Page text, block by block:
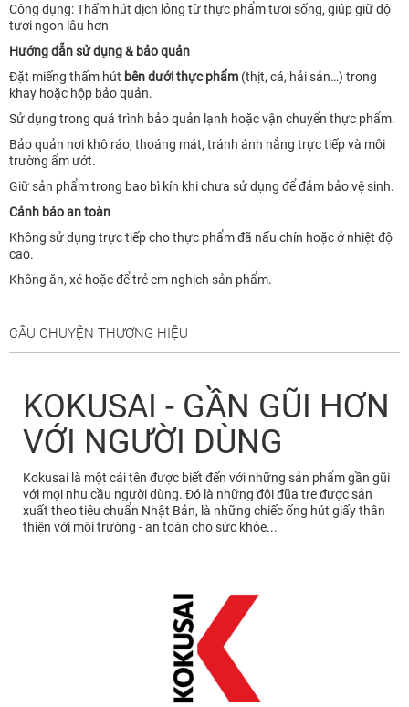
Công dụng: Thấm hút dịch lỏng từ thực phẩm tươi sống, giúp giữ độ
tươi ngon lâu hơn
Hướng dẫn sử dụng & bảo quản
Đặt miếng thấm hút bên dưới thực phẩm (thịt, cá, hải sản…) trong
khay hoặc hộp bảo quản.
Sử dụng trong quá trình bảo quản lạnh hoặc vận chuyển thực phẩm.
Bảo quản nơi khô ráo, thoáng mát, tránh ánh nắng trực tiếp và môi
trường ẩm ướt.
Giữ sản phẩm trong bao bì kín khi chưa sử dụng để đảm bảo vệ sinh.
Cảnh báo an toàn
Không sử dụng trực tiếp cho thực phẩm đã nấu chín hoặc ở nhiệt độ
cao.
Không ăn, xé hoặc để trẻ em nghịch sản phẩm.
CÂU CHUYỆN THƯƠNG HIỆU
KOKUSAI - GẦN GŨI HƠN
VỚI NGƯỜI DÙNG
Kokusai là một cái tên được biết đến với những sản phẩm gần gũi
với mọi nhu cầu người dùng. Đó là những đôi đũa tre được sản
xuất theo tiêu chuẩn Nhật Bản, là những chiếc ống hút giấy thân
thiện với môi trường - an toàn cho sức khỏe...